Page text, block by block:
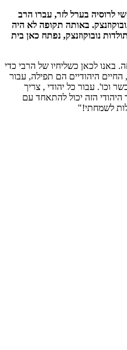
לרוסיה בערל לזר, עברו הרב
באותה תקופה לא היה
נובוקוזנצק, נפתח כאן בית
באנו לכאן כשליחיו של הרבי כדי
היהודיים הם תפילה, עבור
וכו'. עבור כל יהודי , צריך
היהודי הזה יכול להתאחד עם
לשמחתי!"